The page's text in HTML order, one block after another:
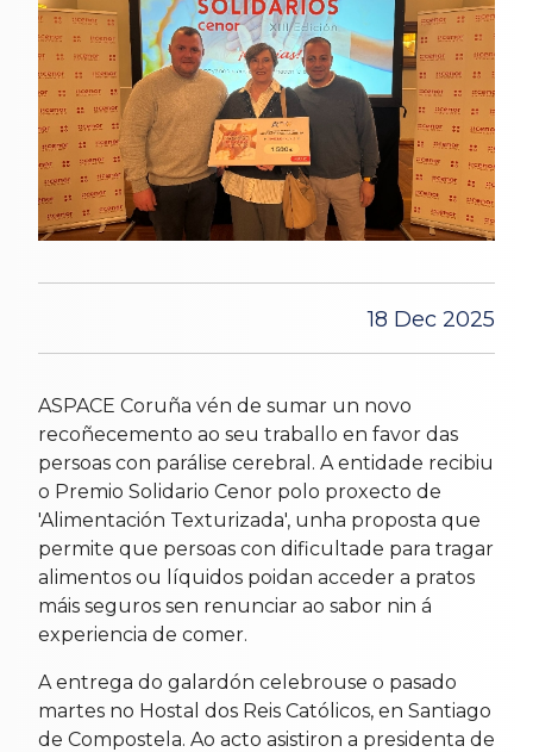
18 Dec 2025
ASPACE Coruña vén de sumar un novo
recoñecemento ao seu traballo en favor das
persoas con parálise cerebral. A entidade recibiu
o Premio Solidario Cenor polo proxecto de
'Alimentación Texturizada', unha proposta que
permite que persoas con dificultade para tragar
alimentos ou líquidos poidan acceder a pratos
máis seguros sen renunciar ao sabor nin á
experiencia de comer.
A entrega do galardón celebrouse o pasado
martes no Hostal dos Reis Católicos, en Santiago
de Compostela. Ao acto asistiron a presidenta de